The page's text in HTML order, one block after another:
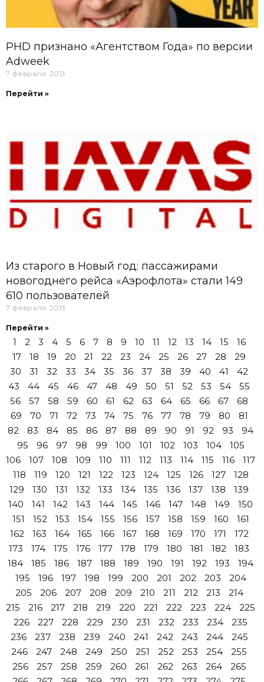
PHD признано «Агентством Года» по версии
Adweek
7 февраля, 2013
Перейти »
Из старого в Новый год: пассажирами
новогоднего рейса «Аэрофлота» стали 149
610 пользователей
7 февраля, 2013
Перейти »
1 2 3 4 5 6 7 8 9 10 11 12 13 14 15
16
17
18 19 20 21 22 23 24 25 26 27 28
29
30
31 32 33 34 35 36 37 38 39 40 41
42
43
44 45 46 47 48 49 50 51 52 53 54
55
56
57 58 59 60 61 62 63 64 65 66 67
68
69
70 71 72 73 74 75 76 77 78 79 80
81
82
83 84 85 86 87 88 89 90 91 92 93
94
95
96 97 98 99 100 101 102 103 104
105
106
107 108 109 110 111 112 113 114 115 116
117
118
119 120 121 122 123 124 125 126 127
128
129
130 131 132 133 134 135 136 137 138
139
140
141 142 143 144 145 146 147 148 149
150
151
152 153 154 155 156 157 158 159 160
161
162
163 164 165 166 167 168 169 170 171
172
173
174 175 176 177 178 179 180 181 182
183
184
185 186 187 188 189 190 191 192 193
194
195
196 197 198 199 200 201 202 203
204
205
206 207 208 209 210 211 212 213
214
215
216 217 218 219 220 221 222 223 224
225
226
227 228 229 230 231 232 233 234
235
236
237 238 239 240 241 242 243 244
245
246
247 248 249 250 251 252 253 254
255
256
257 258 259 260 261 262 263 264
265